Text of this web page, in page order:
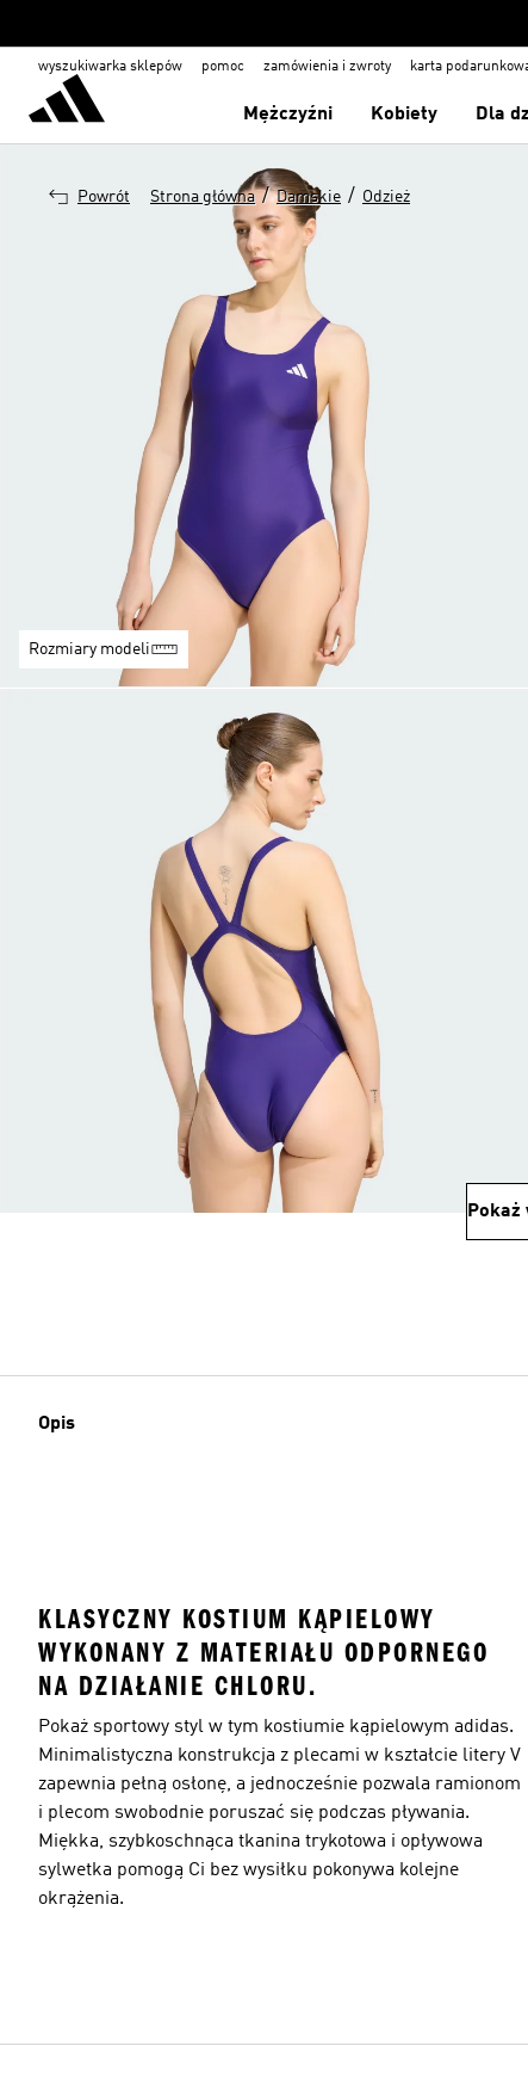
wyszukiwarka sklepów pomoc zamówienia i zwroty karta
Mężczyźni Kobiety Dla
Powrót Strona główna / Damskie / Odzież
Rozmiary modeli
Pokaż
Opis
KLASYCZNY KOSTIUM KĄPIELOWY
WYKONANY Z MATERIAŁU ODPORNEGO
NA DZIAŁANIE CHLORU.
Pokaż sportowy styl w tym kostiumie kąpielowym adidas.
Minimalistyczna konstrukcja z plecami w kształcie litery V
zapewnia pełną osłonę, a jednocześnie pozwala ramionom
i plecom swobodnie poruszać się podczas pływania.
Miękka, szybkoschnąca tkanina trykotowa i opływowa
sylwetka pomogą Ci bez wysiłku pokonywa kolejne
okrążenia.